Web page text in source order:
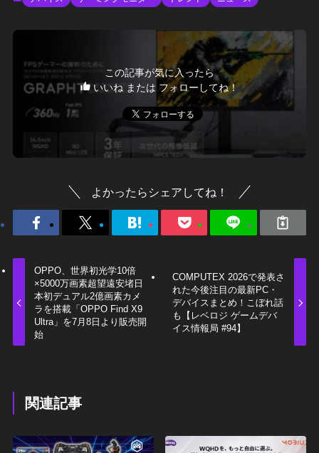
この記事が気に入ったら
いいね または フォローしてね！
よかったらシェアしてね！
OPPO、世界初光学10倍
×5000万画素超望遠安堵日
本初デュアル2億画素カメ
ラを搭載「OPPO Find X9
Ultra」を7月8日より販売開
始
COMPUTEX 2026で発表さ
れた今後注目の最新PC・
デバイスまとめ！こぼれ話
も【レベロジ ゲームデバ
イス情報局 #94】
関連記事